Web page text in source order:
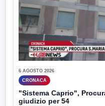
6 AGOSTO 2026
CRONACA
"Sistema Caprio",
giudizio per 54